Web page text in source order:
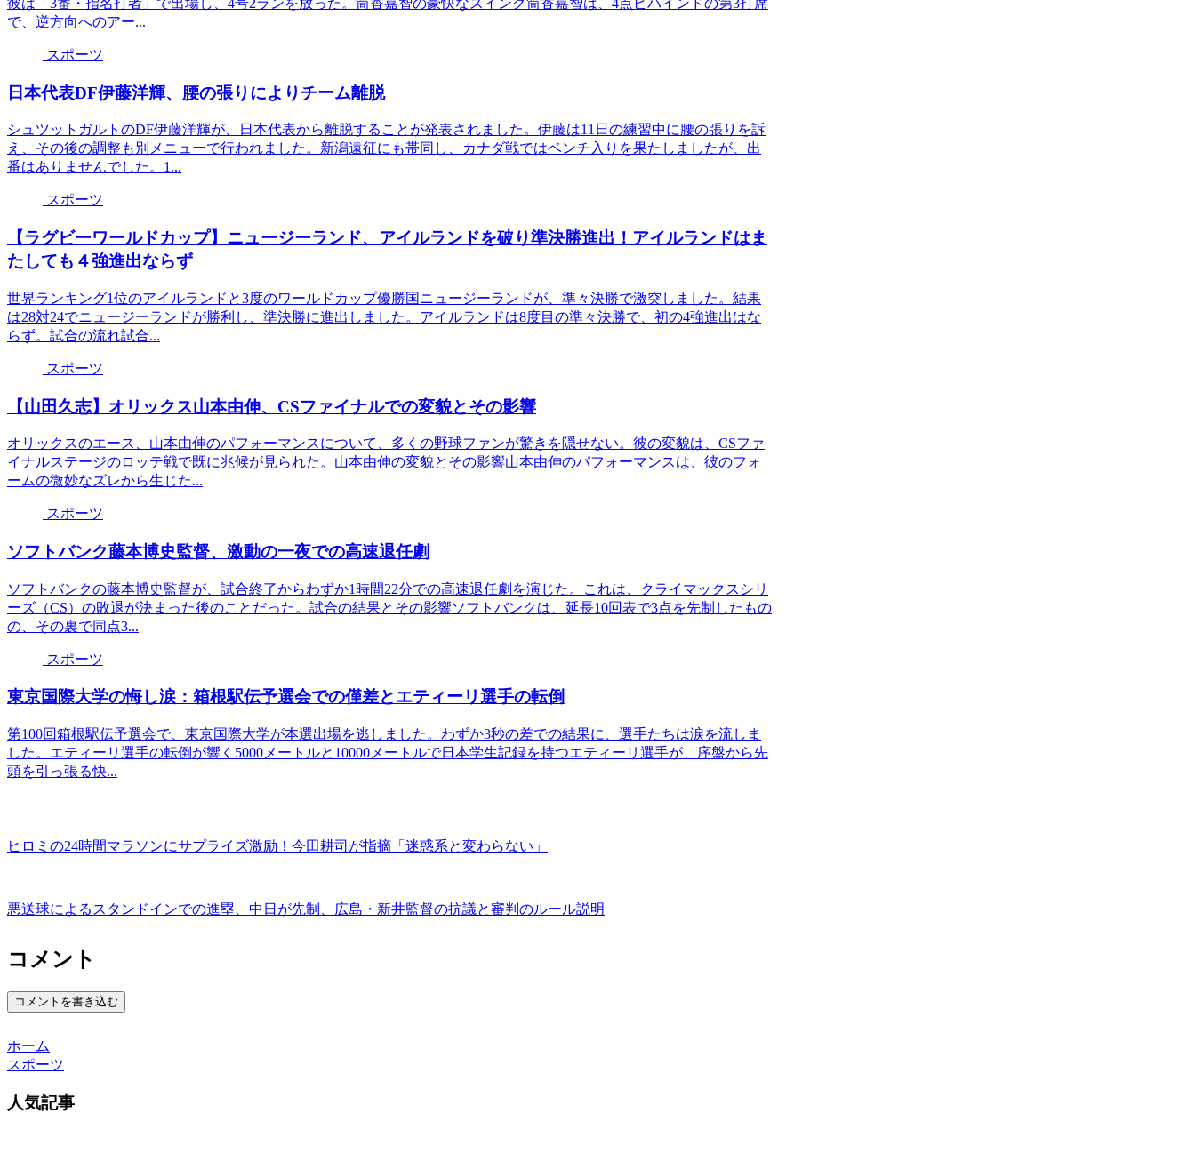
彼は「3番・指名打者」で出場し、4号2ランを放った。筒香嘉智の豪快なスイング筒香嘉智は、4点ビハインドの第3打席
で、逆方向へのアー...
スポーツ
日本代表DF伊藤洋輝、腰の張りによりチーム離脱
シュツットガルトのDF伊藤洋輝が、日本代表から離脱することが発表されました。伊藤は11日の練習中に腰の張りを訴
え、その後の調整も別メニューで行われました。新潟遠征にも帯同し、カナダ戦ではベンチ入りを果たしましたが、出
番はありませんでした。1...
スポーツ
【ラグビーワールドカップ】ニュージーランド、アイルランドを破り準決勝進出！アイルランドはま
たしても４強進出ならず
世界ランキング1位のアイルランドと3度のワールドカップ優勝国ニュージーランドが、準々決勝で激突しました。結果
は28対24でニュージーランドが勝利し、準決勝に進出しました。アイルランドは8度目の準々決勝で、初の4強進出はな
らず。試合の流れ試合...
スポーツ
【山田久志】オリックス山本由伸、CSファイナルでの変貌とその影響
オリックスのエース、山本由伸のパフォーマンスについて、多くの野球ファンが驚きを隠せない。彼の変貌は、CSファ
イナルステージのロッテ戦で既に兆候が見られた。山本由伸の変貌とその影響山本由伸のパフォーマンスは、彼のフォ
ームの微妙なズレから生じた...
スポーツ
ソフトバンク藤本博史監督、激動の一夜での高速退任劇
ソフトバンクの藤本博史監督が、試合終了からわずか1時間22分での高速退任劇を演じた。これは、クライマックスシリ
ーズ（CS）の敗退が決まった後のことだった。試合の結果とその影響ソフトバンクは、延長10回表で3点を先制したもの
の、その裏で同点3...
スポーツ
東京国際大学の悔し涙：箱根駅伝予選会での僅差とエティーリ選手の転倒
第100回箱根駅伝予選会で、東京国際大学が本選出場を逃しました。わずか3秒の差での結果に、選手たちは涙を流しま
した。エティーリ選手の転倒が響く5000メートルと10000メートルで日本学生記録を持つエティーリ選手が、序盤から先
頭を引っ張る快...
ヒロミの24時間マラソンにサプライズ激励！今田耕司が指摘「迷惑系と変わらない」
悪送球によるスタンドインでの進塁、中日が先制、広島・新井監督の抗議と審判のルール説明
コメント
コメントを書き込む
ホーム
スポーツ
人気記事